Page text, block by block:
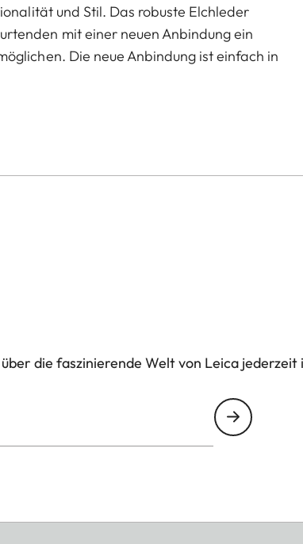
und Stil. Das robuste Elchleder
mit einer neuen Anbindung ein
Die neue Anbindung ist einfach in
die faszinierende Welt von Leica